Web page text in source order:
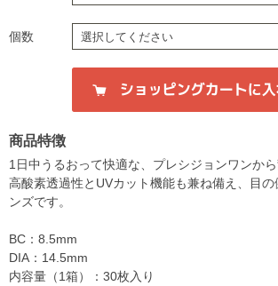
個数
商品特徴
1日中うるおって快適な、プレシジョンワンから
高酸素透過性とUVカット機能も兼ね備え、目
ンズです。
BC：8.5mm
DIA：14.5mm
内容量（1箱）：30枚入り